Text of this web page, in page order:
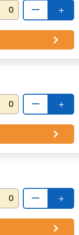
＋
ー
＋
ー
＋
ー